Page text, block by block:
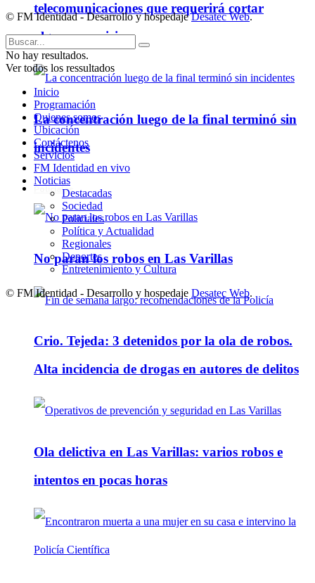
telecomunicaciones que requerirá cortar
algunos servicios
La concentración luego de la final terminó sin
incidentes
Policiales
No paran los robos en Las Varillas
Crio. Tejeda: 3 detenidos por la ola de robos.
Alta incidencia de drogas en autores de delitos
Ola delictiva en Las Varillas: varios robos e
intentos en pocas horas
© FM Identidad - Desarrollo y hospedajeDesatec Web.
No hay resultados.
Ver todos los ressultados
Inicio
Programación
Quienes somos
Ubicación
Contáctenos
Servicios
FM Identidad en vivo
Noticias
Destacadas
Sociedad
Policiales
Política y Actualidad
Regionales
Deportes
Entretenimiento y Cultura
© FM Identidad - Desarrollo y hospedaje Desatec Web.